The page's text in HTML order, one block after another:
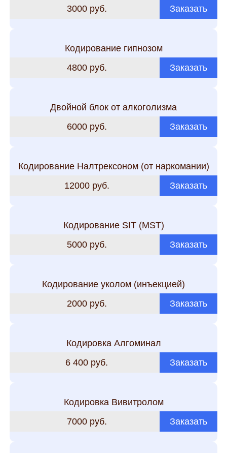
3000 руб. Заказать
Кодирование гипнозом
4800 руб.
Заказать
Двойной блок от алкоголизма
6000 руб.
Заказать
Кодирование Налтрексоном (от наркомании)
12000 руб.
Заказать
Кодирование SIT (MST)
5000 руб.
Заказать
Кодирование уколом (инъекцией)
2000 руб.
Заказать
Кодировка Алгоминал
6 400 руб.
Заказать
Кодировка Вивитролом
7000 руб.
Заказать